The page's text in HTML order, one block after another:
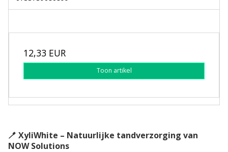
12,33 EUR
Toon artikel
🪥 XyliWhite – Natuurlijke tandverzorging van
NOW Solutions